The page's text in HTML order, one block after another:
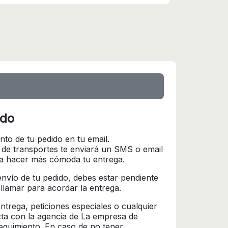
de tu pedido en tu email.
transportes te enviará un SMS o email
hacer más cómoda tu entrega.
de tu pedido, debes estar pendiente
para acordar la entrega.
peticiones especiales o cualquier
con la agencia de La empresa de